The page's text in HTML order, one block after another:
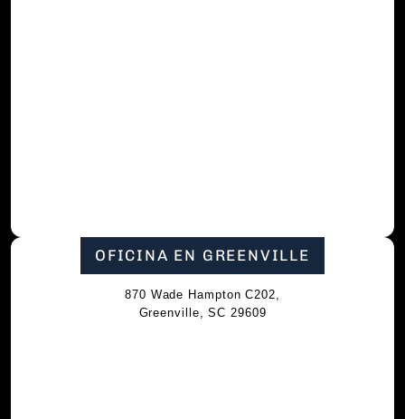
OFICINA EN GREENVILLE
870 Wade Hampton C202,
Greenville, SC 29609